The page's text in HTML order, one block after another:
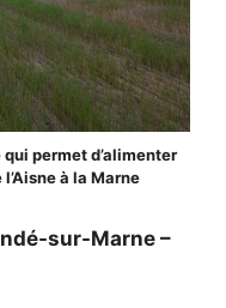
permet d’alimenter
à la Marne
sur-Marne –